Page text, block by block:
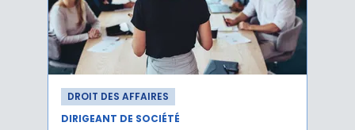
DROIT DES AFFAIRES
DIRIGEANT DE SOCIÉTÉ